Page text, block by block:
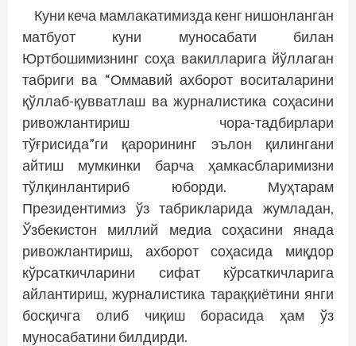
Куни кеча мамлакатимизда кенг нишонланган
матбуот куни муносабати билан
Юртбошимизнинг соҳа вакилларига йўллаган
табриги ва “Оммавий ахборот воситаларини
қўллаб-қувватлаш ва журналистика соҳасини
ривожлантириш чора-тадбирлари
тўғрисида”ги қарорининг эълон қилингани
айтиш мумкинки барча ҳамкасбларимизни
тўлқинлантириб юборди. Муҳтарам
Президентимиз ўз табрикларида жумладан,
Ўзбекистон миллий медиа соҳасини янада
ривожлантириш, ахборот соҳасида миқдор
кўрсаткичларини сифат кўрсаткичларига
айлантириш, журналистика тараққиётини янги
босқичга олиб чиқиш борасида ҳам ўз
муносабатини билдирди.